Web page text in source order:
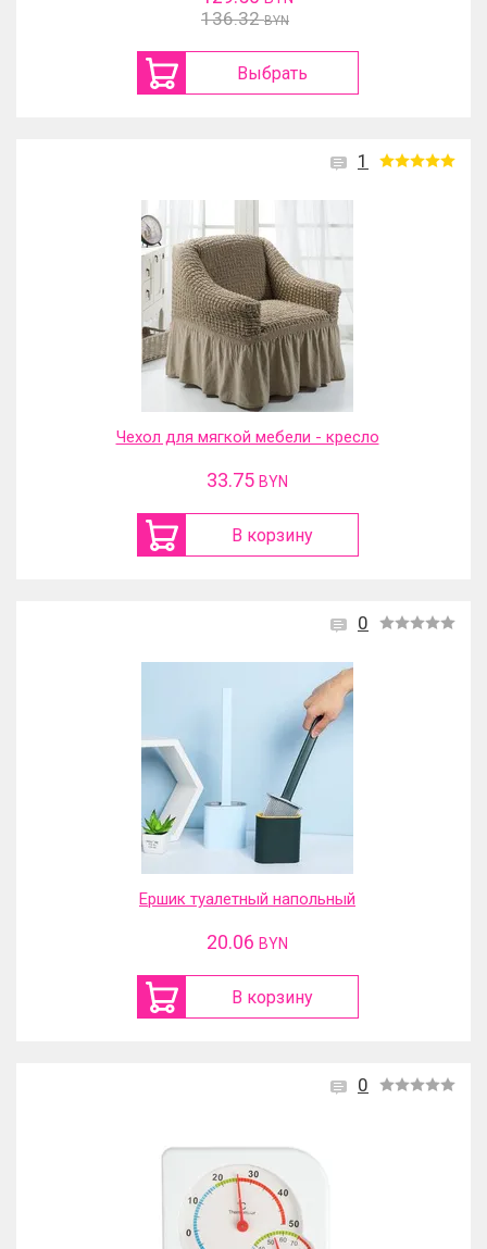
136.32 BYN
Выбрать
1
Чехол для мягкой мебели - кресло
33.75 BYN
В корзину
0
Ершик туалетный напольный
20.06 BYN
В корзину
0